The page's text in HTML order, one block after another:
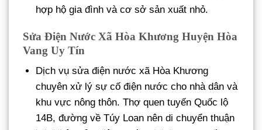
hợp hộ gia đình và cơ sở sản xuất nhỏ.
Sửa Điện Nước Xã Hòa Khương Huyện Hòa
Vang Uy Tín
Dịch vụ sửa điện nước xã Hòa Khương
chuyên xử lý sự cố điện nước cho nhà dân và
khu vực nông thôn. Thợ quen tuyến Quốc lộ
14B, đường về Túy Loan nên di chuyển thuận